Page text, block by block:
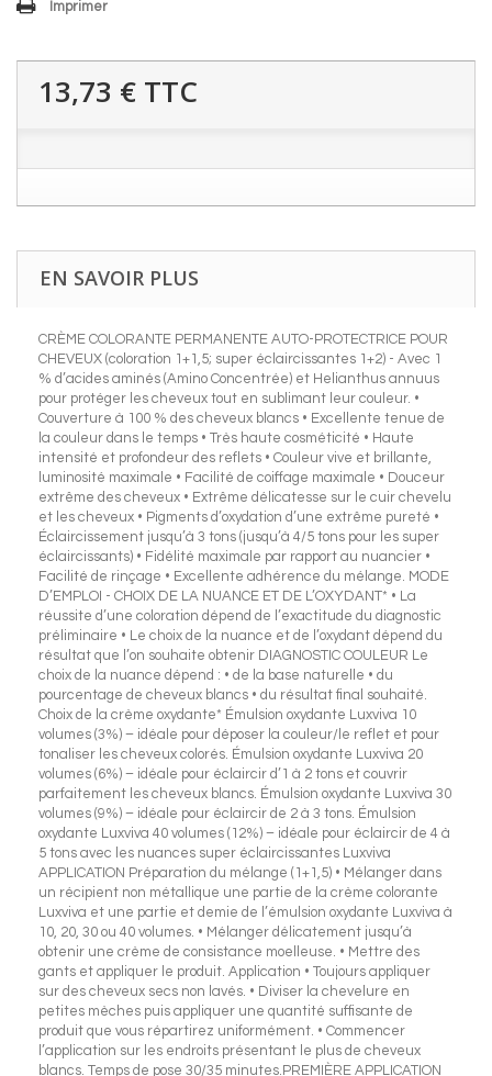
Imprimer
13,73 € TTC
EN SAVOIR PLUS
CRÈME COLORANTE PERMANENTE AUTO-PROTECTRICE POUR
CHEVEUX (coloration 1+1,5; super éclaircissantes 1+2) - Avec 1
% d’acides aminés (Amino Concentrée) et Helianthus annuus
pour protéger les cheveux tout en sublimant leur couleur. •
Couverture à 100 % des cheveux blancs • Excellente tenue de
la couleur dans le temps • Très haute cosméticité • Haute
intensité et profondeur des reflets • Couleur vive et brillante,
luminosité maximale • Facilité de coiffage maximale • Douceur
extrême des cheveux • Extrême délicatesse sur le cuir chevelu
et les cheveux • Pigments d’oxydation d’une extrême pureté •
Éclaircissement jusqu’à 3 tons (jusqu’à 4/5 tons pour les super
éclaircissants) • Fidélité maximale par rapport au nuancier •
Facilité de rinçage • Excellente adhérence du mélange. MODE
D’EMPLOI - CHOIX DE LA NUANCE ET DE L’OXYDANT* • La
réussite d’une coloration dépend de l’exactitude du diagnostic
préliminaire • Le choix de la nuance et de l’oxydant dépend du
résultat que l’on souhaite obtenir DIAGNOSTIC COULEUR Le
choix de la nuance dépend : • de la base naturelle • du
pourcentage de cheveux blancs • du résultat final souhaité.
Choix de la crème oxydante* Émulsion oxydante Luxviva 10
volumes (3%) – idéale pour déposer la couleur/le reflet et pour
tonaliser les cheveux colorés. Émulsion oxydante Luxviva 20
volumes (6%) – idéale pour éclaircir d’1 à 2 tons et couvrir
parfaitement les cheveux blancs. Émulsion oxydante Luxviva 30
volumes (9%) – idéale pour éclaircir de 2 à 3 tons. Émulsion
oxydante Luxviva 40 volumes (12%) – idéale pour éclaircir de 4 à
5 tons avec les nuances super éclaircissantes Luxviva
APPLICATION Préparation du mélange (1+1,5) • Mélanger dans
un récipient non métallique une partie de la crème colorante
Luxviva et une partie et demie de l’émulsion oxydante Luxviva à
10, 20, 30 ou 40 volumes. • Mélanger délicatement jusqu’à
obtenir une crème de consistance moelleuse. • Mettre des
gants et appliquer le produit. Application • Toujours appliquer
sur des cheveux secs non lavés. • Diviser la chevelure en
petites mèches puis appliquer une quantité suffisante de
produit que vous répartirez uniformément. • Commencer
l’application sur les endroits présentant le plus de cheveux
blancs. Temps de pose 30/35 minutes.PREMIÈRE APPLICATION